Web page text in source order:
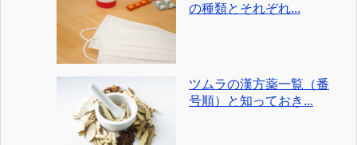
の種類とそれぞれ...
ツムラの漢方薬一覧（番
号順）と知っておき...